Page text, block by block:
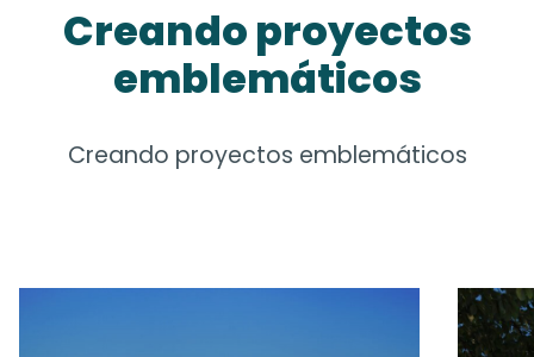
Creando proyectos
emblemáticos
Creando proyectos emblemáticos